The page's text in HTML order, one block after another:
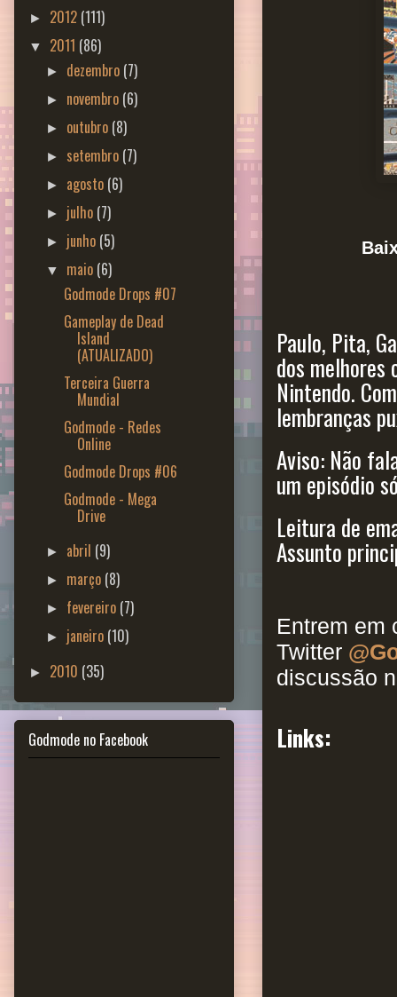
Paulo, Pita,
dos melhores
Nintendo.
lembranças
Aviso: Não
um episódio
Leitura de
Assunto
Entrem em
Twitter
discussão
Links:
► 2012 (111)
▼ 2011 (86)
► dezembro (7)
► novembro (6)
► outubro (8)
► setembro (7)
► agosto (6)
► julho (7)
► junho (5)
▼ maio (6)
Godmode Drops #07
Gameplay de Dead
Island
(ATUALIZADO)
Terceira Guerra
Mundial
Godmode - Redes
Online
Godmode Drops #06
Godmode - Mega
Drive
► abril (9)
► março (8)
► fevereiro (7)
► janeiro (10)
► 2010 (35)
Godmode no Facebook